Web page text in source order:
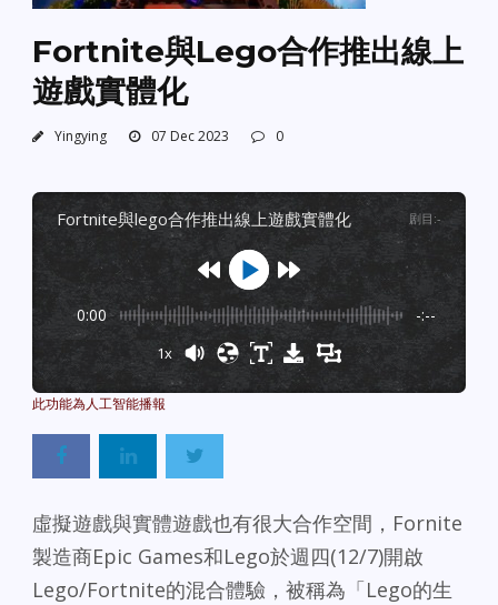
Fortnite與Lego合作推出線上
遊戲實體化
Yingying 07 Dec 2023 0
fortnite與lego合作推出線上遊戲實體化 剧目 :-
0:00 -:--
1x
虛擬遊戲與實體遊戲也有很大合作空間，Fornite
製造商Epic Games和Lego於週四(12/7)開啟
Lego/Fortnite的混合體驗，被稱為「Lego的生